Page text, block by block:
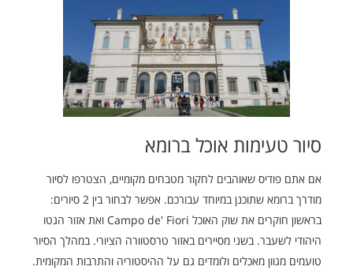
סיור טעימות אוכל ברומא
אם אתם פודיס שאוהבים לחקור מטבחים מקומיים, הצטרפו לסיור
מודרך ברומא שתוכנן במיוחד עבורכם. אפשר לבחור בין 2 סיורים:
בראשון חוקרים את שוק האוכל Campo de' Fiori ואת אזור הגטו
היהודי לשעבר. בשני מסיירים באזור טרסטוורה הציורי. במהלך הסיור
טועמים מגוון מאכלים ולומדים גם על ההיסטוריה והתרבות המקומית.